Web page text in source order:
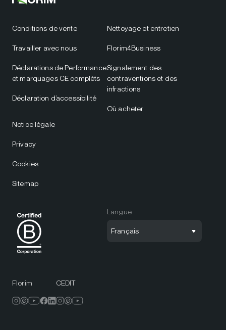
Conditions de vente
Travailler avec nous
Déclarations de Performance
et marquages CE complèts
Déclaration d’accessibilité
Nettoyage et entretien
Florim4Business
Signalement des
contraventions et des
infractions
Où acheter
Notice légale
Privacy
Cookies
Sitemap
Langue
Français
Florim CEDIT